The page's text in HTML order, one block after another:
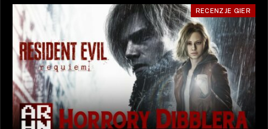
RECENZJE GIER